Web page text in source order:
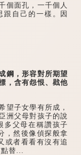
面孔，一千個人
自己的一樣。因
，形容對所期望
，含有怨恨、戥他
子女學有所成，
洲父母對孩子的說
多父母在稱讚孩子
，然後像偵探般拿
或者看看有沒有追
替...